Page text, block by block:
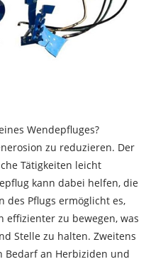
Wendepfluges?
zu reduzieren. Der
Tätigkeiten leicht
kann dabei helfen, die
des Pflugs ermöglicht es,
zu bewegen, was
Stelle zu halten. Zweitens
Bedarf an Herbiziden und